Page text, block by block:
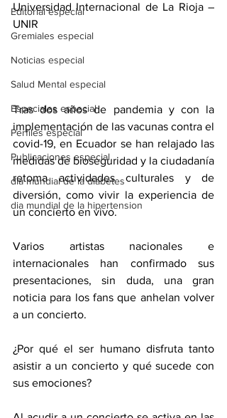
Editorial especial
Gremiales especial
Noticias especial
Salud Mental especial
Especiales especial
Perfiles especial
Publicaciones especial
dia mundial de la diabetes
dia mundial de la hipertension
Universidad Internacional de La Rioja –
UNIR
Tras dos años de pandemia y con la
implementación de las vacunas contra el
covid-19, en Ecuador se han relajado las
medidas de bioseguridad y la ciudadanía
retoma actividades culturales y de
diversión, como vivir la experiencia de
un concierto en vivo.
Varios artistas nacionales e
internacionales han confirmado sus
presentaciones, sin duda, una gran
noticia para los fans que anhelan volver
a un concierto.
¿Por qué el ser humano disfruta tanto
asistir a un concierto y qué sucede con
sus emociones?